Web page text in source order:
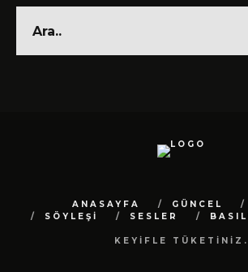
ANASAYFA GÜNCEL
SÖYLEŞİ
SESLER BASILI
KEYİFLE TÜKETİNİZ.